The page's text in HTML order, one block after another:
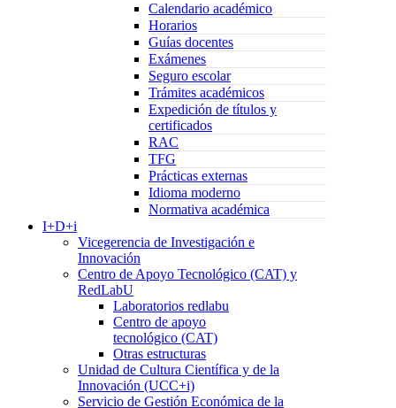
Calendario académico
Horarios
Guías docentes
Exámenes
Seguro escolar
Trámites académicos
Expedición de títulos y
certificados
RAC
TFG
Prácticas externas
Idioma moderno
Normativa académica
I+D+i
Vicegerencia de Investigación e
Innovación
Centro de Apoyo Tecnológico (CAT) y
RedLabU
Laboratorios redlabu
Centro de apoyo
tecnológico (CAT)
Otras estructuras
Unidad de Cultura Científica y de la
Innovación (UCC+i)
Servicio de Gestión Económica de la